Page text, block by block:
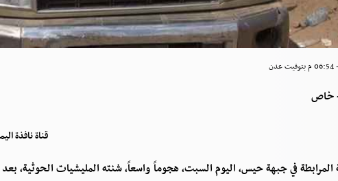
خاص
قناة نافذة
في جبهة حيس، اليوم السبت، هجوماً واسعاً، شنته المليشيات الحوثية،